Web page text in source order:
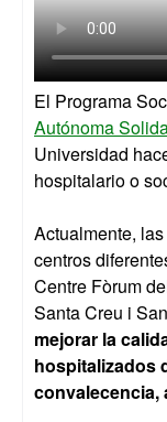
El Programa
Autónoma
Universidad
hospitalario o
Actualmente,
centros
Centre Fòrum
Santa Creu i
mejorar la
hospitalizados
convalecencia,